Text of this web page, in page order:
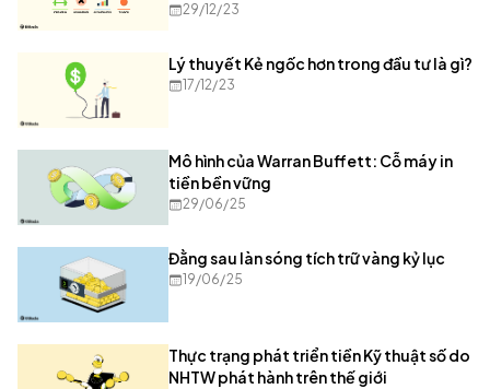
29/12/23
Lý thuyết Kẻ ngốc hơn trong đầu tư là gì?
17/12/23
Mô hình của Warran Buffett: Cỗ máy in
tiền bền vững
29/06/25
Đằng sau làn sóng tích trữ vàng kỷ lục
19/06/25
Thực trạng phát triển tiền Kỹ thuật số do
NHTW phát hành trên thế giới